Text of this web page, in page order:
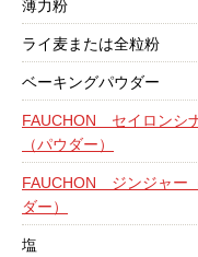
薄力粉
ライ麦または全粒粉
ベーキングパウダー
FAUCHON セイロンシ
（パウダー）
FAUCHON ジンジャー
ダー）
塩